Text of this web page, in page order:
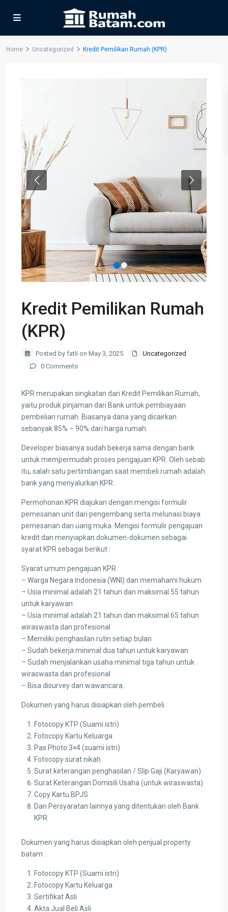
Home Uncategorized Kredit Pemilikan Rumah (KPR)
Previous Next
Kredit Pemilikan Rumah
(KPR)
Posted by fatli on May 3, 2025
Uncategorized
0 Comments
KPR merupakan singkatan dari Kredit Pemilikan Rumah,
yaitu produk pinjaman dari Bank untuk pembiayaan
pembelian rumah. Biasanya dana yang dicairkan
sebanyak 85% – 90% dari harga rumah.
Developer biasanya sudah bekerja sama dengan bank
untuk mempermudah proses pengajuan KPR. Oleh sebab
itu, salah satu pertimbangan saat membeli rumah adalah
bank yang menyalurkan KPR.
Permohonan KPR diajukan dengan mengisi formulir
pemesanan unit dari pengembang serta melunasi biaya
pemesanan dan uang muka. Mengisi formulir pengajuan
kredit dan menyiapkan dokumen-dokumen sebagai
syarat KPR sebagai berikut :
Syarat umum pengajuan KPR :
– Warga Negara Indonesia (WNI) dan memahami hukum
– Usia minimal adalah 21 tahun dan maksimal 55 tahun
untuk karyawan
– Usia minimal adalah 21 tahun dan maksimal 65 tahun
wiraswasta dan profesional
– Memiliki penghasilan rutin setiap bulan
– Sudah bekerja minimal dua tahun untuk karyawan
– Sudah menjalankan usaha minimal tiga tahun untuk
wiraswasta dan profesional
– Bisa disurvey dan wawancara.
Dokumen yang harus disiapkan oleh pembeli :
Fotocopy KTP (Suami istri)
Fotocopy Kartu Keluarga
Pas Photo 3×4 (suami istri)
Fotocopy surat nikah
Surat keterangan penghasilan / Slip Gaji (Karyawan)
Surat Keterangan Domisili Usaha (untuk wiraswasta)
Copy Kartu BPJS
Dan Persyaratan lainnya yang ditentukan oleh Bank
KPR.
Dokumen yang harus disiapkan oleh penjual property
batam :
Fotocopy KTP (Suami istri)
Fotocopy Kartu Keluarga
Sertifikat Asli
Akta Jual Beli Asli